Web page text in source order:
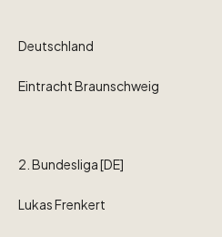
Deutschland
EintrachtBraunschweig
2. Bundesliga[DE]
LukasFrenkert